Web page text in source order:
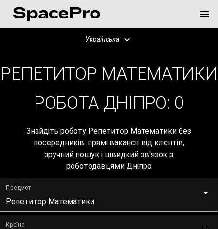
Українська
РЕПЕТИТОР МАТЕМАТИКИ
РОБОТА ДНІПРО: 0
Знайдіть роботу Репетитор Математики без
посередників: прямі вакансії від клієнтів,
зручний пошук і швидкий зв'язок з
роботодавцями Дніпро
Предмет
Репетитор Математики
Країна